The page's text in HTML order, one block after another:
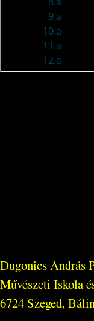
Dugonics András
Művészeti Iskola
6724 Szeged,